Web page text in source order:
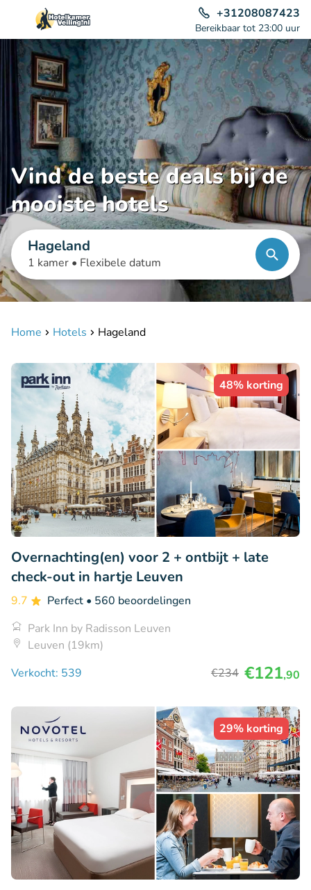
+31208087423
Bereikbaar tot 23:00 uur
Vind de beste deals bij de
mooiste hotels
Hageland
1 kamer • Flexibele datum
Home Hotels Hageland
48% korting
Overnachting(en) voor 2 + ontbijt + late
check-out in hartje Leuven
9.7 Perfect • 560 beoordelingen
Park Inn by Radisson Leuven
Leuven (19km)
Verkocht: 539
€234 €121,90
29% korting